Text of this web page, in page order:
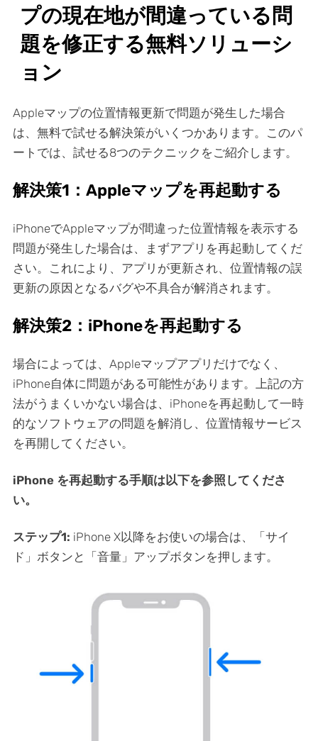
プの現在地が間違っている問
題を修正する無料ソリューシ
ョン
Appleマップの位置情報更新で問題が発生した場合
は、無料で試せる解決策がいくつかあります。このパ
ートでは、試せる8つのテクニックをご紹介します。
解決策1：Appleマップを再起動する
iPhoneでAppleマップが間違った位置情報を表示する
問題が発生した場合は、まずアプリを再起動してくだ
さい。これにより、アプリが更新され、位置情報の誤
更新の原因となるバグや不具合が解消されます。
解決策2：iPhoneを再起動する
場合によっては、Appleマップアプリだけでなく、
iPhone自体に問題がある可能性があります。上記の方
法がうまくいかない場合は、iPhoneを再起動して一時
的なソフトウェアの問題を解消し、位置情報サービス
を再開してください。
iPhone を再起動する手順は以下を参照してくださ
い。
ステップ1: iPhone X以降をお使いの場合は、「サイ
ド」ボタンと「音量」アップボタンを押します。